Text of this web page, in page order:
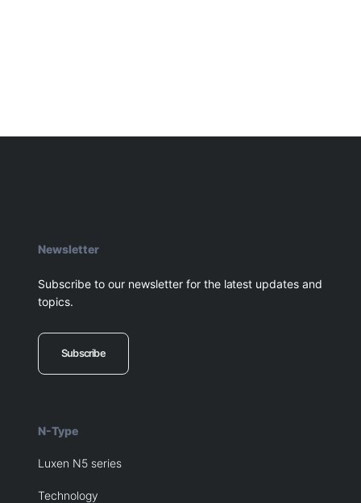
Newsletter
Subscribe to our newsletter for the latest updates and
topics.
Subscribe
N-Type
Luxen N5 series
Technology